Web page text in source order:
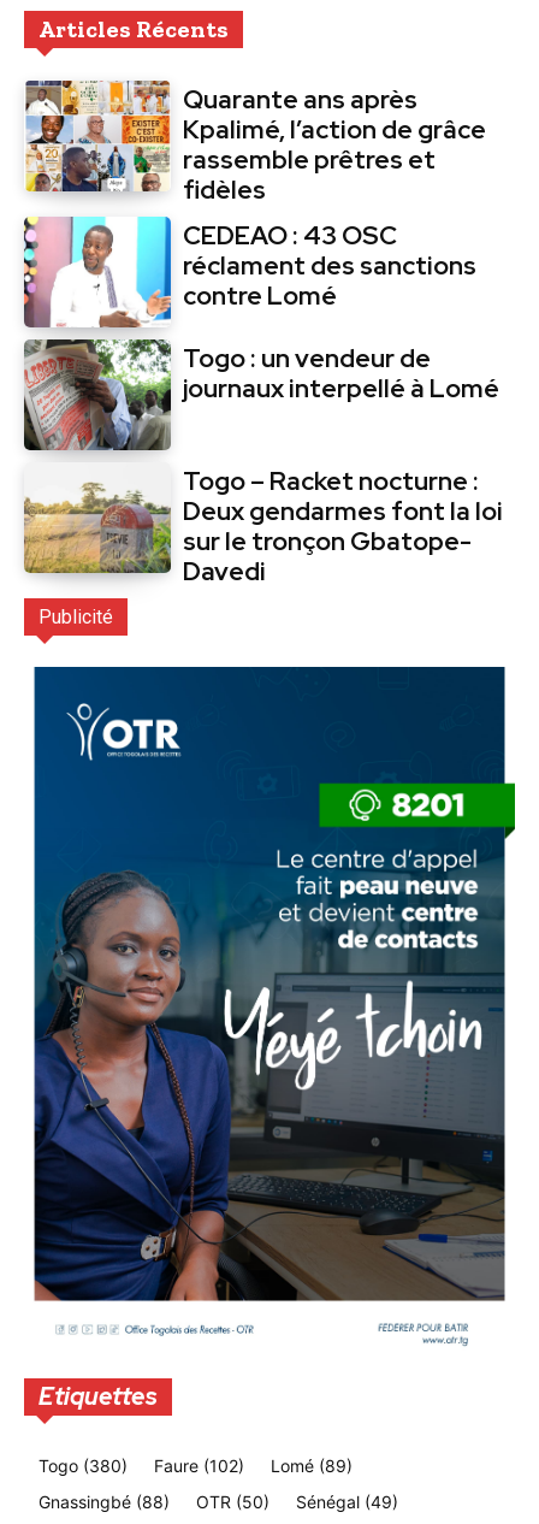
Articles Récents
Quarante ans après
Kpalimé, l’action de grâce
rassemble prêtres et
fidèles
CEDEAO : 43 OSC
réclament des sanctions
contre Lomé
Togo : un vendeur de
journaux interpellé à Lomé
Togo – Racket nocturne :
Deux gendarmes font la loi
sur le tronçon Gbatope-
Davedi
Publicité
Etiquettes
Togo (380) Faure (102) Lomé (89)
Gnassingbé (88) OTR (50) Sénégal (49)